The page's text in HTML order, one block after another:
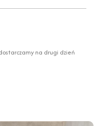
na drugi dzień